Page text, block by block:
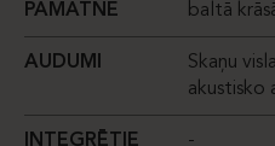
PAMATNE
baltā
AUDUMI
Skaņu
akustisko
INTEGRĒTIE
-